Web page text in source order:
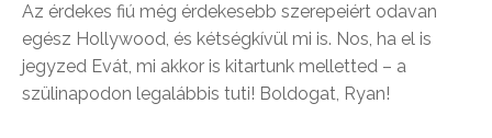
Az érdekes fiú még érdekesebb szerepeiért odavan
egész Hollywood, és kétségkívül mi is. Nos, ha el is
jegyzed Evát, mi akkor is kitartunk melletted – a
szülinapodon legalábbis tuti! Boldogat, Ryan!